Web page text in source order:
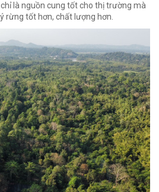
là nguồn cung tốt cho thị trường mà
rừng tốt hơn, chất lượng hơn.